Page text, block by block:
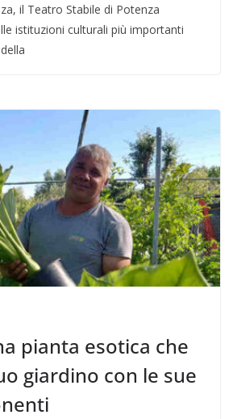
il Teatro Stabile di Potenza
istituzioni culturali più importanti
pianta esotica che
giardino con le sue